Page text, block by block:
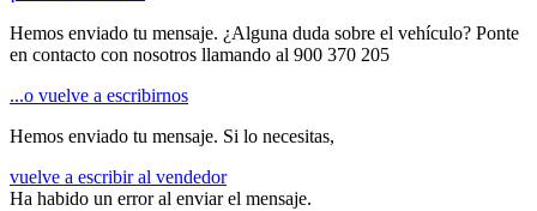
Hemos enviado tu mensaje. ¿Alguna duda sobre el vehículo? Ponte
en contacto con nosotros llamando al 900 370 205
...o vuelve a escribirnos
Hemos enviado tu mensaje. Si lo necesitas,
vuelve a escribir al vendedor
Ha habido un error al enviar el mensaje.